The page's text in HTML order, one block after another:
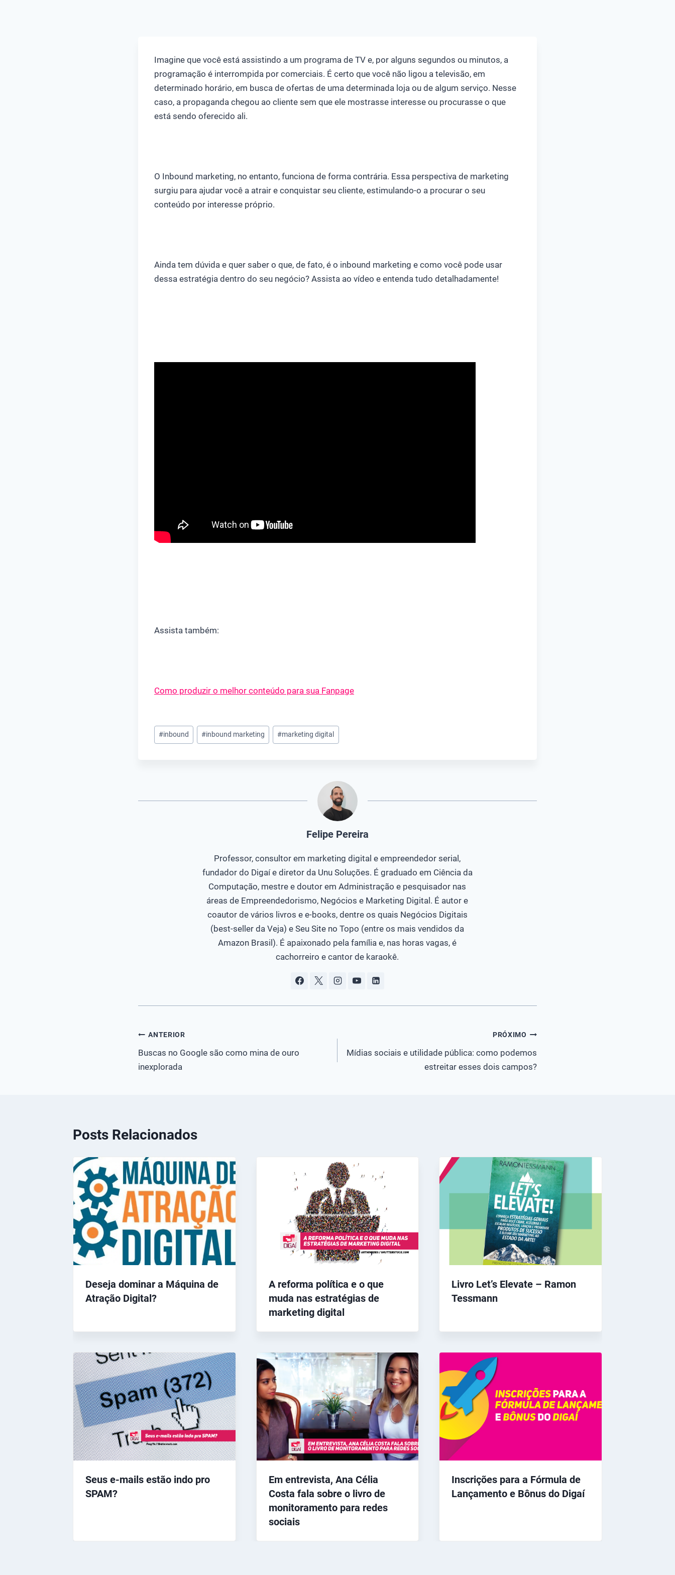
Imagine que você está assistindo a um programa de TV e, por alguns segundos ou minutos, a
programação é interrompida por comerciais. É certo que você não ligou a televisão, em
determinado horário, em busca de ofertas de uma determinada loja ou de algum serviço. Nesse
caso, a propaganda chegou ao cliente sem que ele mostrasse interesse ou procurasse o que
está sendo oferecido ali.
O Inbound marketing, no entanto, funciona de forma contrária. Essa perspectiva de marketing
surgiu para ajudar você a atrair e conquistar seu cliente, estimulando-o a procurar o seu
conteúdo por interesse próprio.
Ainda tem dúvida e quer saber o que, de fato, é o inbound marketing e como você pode usar
dessa estratégia dentro do seu negócio? Assista ao vídeo e entenda tudo detalhadamente!
Assista também:
Como produzir o melhor conteúdo para sua Fanpage
Tags
do
#inbound #inbound marketing #marketing digital
Felipe Pereira
Professor, consultor em marketing digital e empreendedor serial,
fundador do Digaí e diretor da Unu Soluções. É graduado em Ciência da
Computação, mestre e doutor em Administração e pesquisador nas
áreas de Empreendedorismo, Negócios e Marketing Digital. É autor e
coautor de vários livros e e-books, dentre os quais Negócios Digitais
(best-seller da Veja) e Seu Site no Topo (entre os mais vendidos da
Amazon Brasil). É apaixonado pela família e, nas horas vagas, é
cachorreiro e cantor de karaokê.
Navegação
de
Post
ANTERIOR
Buscas no Google são como mina de ouro
inexplorada
PRÓXIMO
Mídias sociais e utilidade pública: como podemos
estreitar esses dois campos?
Posts Relacionados
Deseja dominar a Máquina de
Atração Digital?
A reforma política e o que
muda nas estratégias de
marketing digital
Livro Let’s Elevate – Ramon
Tessmann
Seus e-mails estão indo pro
SPAM?
Em entrevista, Ana Célia
Costa fala sobre o livro de
monitoramento para redes
sociais
Inscrições para a Fórmula de
Lançamento e Bônus do Digaí